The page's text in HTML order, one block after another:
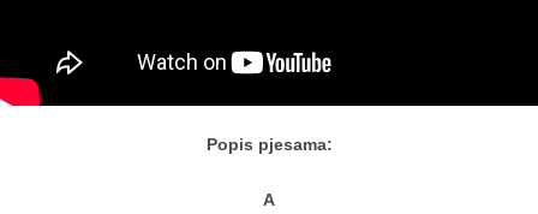
Popis pjesama:
A